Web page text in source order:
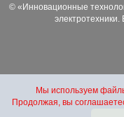
© «Инновационные
Мы используем
Продолжая, вы